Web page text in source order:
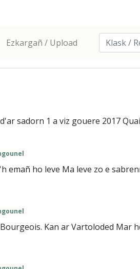
Ezkargañ / Upload
sadorn 1 a viz gouere 2017
emañ ho leve Ma leve zo e
Kan ar Vartoloded Mar